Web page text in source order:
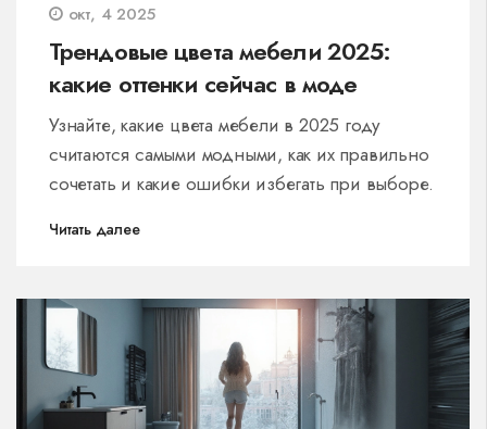
окт, 4 2025
Трендовые цвета мебели 2025:
какие оттенки сейчас в моде
Узнайте, какие цвета мебели в 2025 году
считаются самыми модными, как их правильно
сочетать и какие ошибки избегать при выборе.
Читать далее